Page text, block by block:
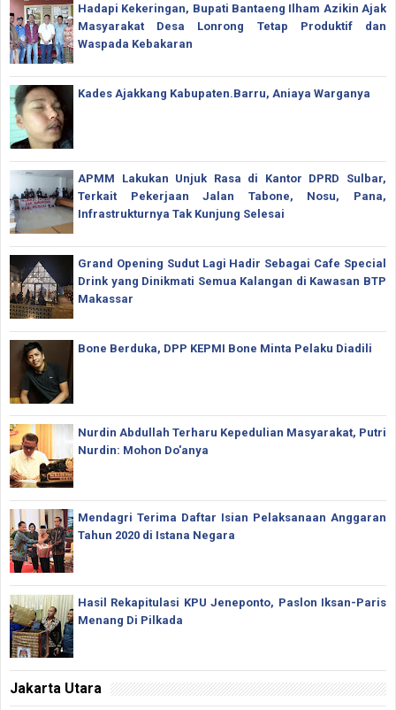
Hadapi Kekeringan, Bupati Bantaeng Ilham Azikin Ajak
Masyarakat Desa Lonrong Tetap Produktif dan
Waspada Kebakaran
Kades Ajakkang Kabupaten.Barru, Aniaya Warganya
APMM Lakukan Unjuk Rasa di Kantor DPRD Sulbar,
Terkait Pekerjaan Jalan Tabone, Nosu, Pana,
Infrastrukturnya Tak Kunjung Selesai
Grand Opening Sudut Lagi Hadir Sebagai Cafe Special
Drink yang Dinikmati Semua Kalangan di Kawasan BTP
Makassar
Bone Berduka, DPP KEPMI Bone Minta Pelaku Diadili
Nurdin Abdullah Terharu Kepedulian Masyarakat, Putri
Nurdin: Mohon Do'anya
Mendagri Terima Daftar Isian Pelaksanaan Anggaran
Tahun 2020 di Istana Negara
Hasil Rekapitulasi KPU Jeneponto, Paslon Iksan-Paris
Menang Di Pilkada
Jakarta Utara